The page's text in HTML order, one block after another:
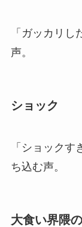
「ガッカリ
声。
ショック
「ショック
ち込む声。
大食い界隈